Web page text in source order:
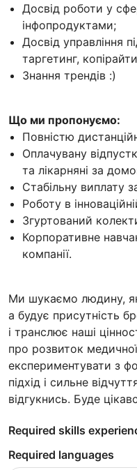
Досвід роботи у
інфопродуктами;
Досвід управління
таргетинг,
Знання трендів :)
Що ми пропонуємо:
Повністю
Оплачувану
та лікарняні за
Стабільну виплату
Роботу в
Згуртований
Корпоративне
компанії.
Ми шукаємо людину,
а будує присутність
і транслює наші
про розвиток
експериментувати з
підхід і сильне
відгукнись. Буде
Required skills
Required languages